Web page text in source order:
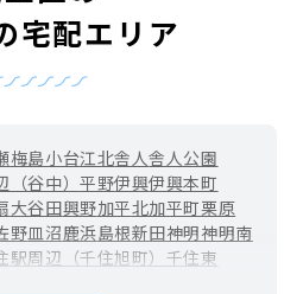
宅配エリア
梅島小台江北舎人舎人公園
（谷中）平野伊興伊興本町
大谷田興野加平北加平町栗原
野皿沼鹿浜島根新田神明神明南
駅周辺（千住旭町） 千住東